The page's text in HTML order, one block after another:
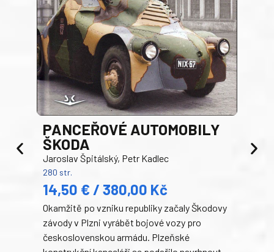
PANCEŘOVÉ AUTOMOBILY
ŠKODA
Jaroslav Špitálský, Petr Kadlec
280 str.
14,50 € / 380,00 Kč
Okamžitě po vzniku republiky začaly Škodovy
závody v Plzni vyrábět bojové vozy pro
československou armádu. Plzeňské